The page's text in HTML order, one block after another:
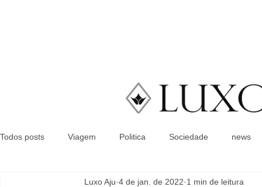
Todos posts Viagem Politica Sociedade news
Luxo Aju 4 de jan. de 2022 1 min de leitura